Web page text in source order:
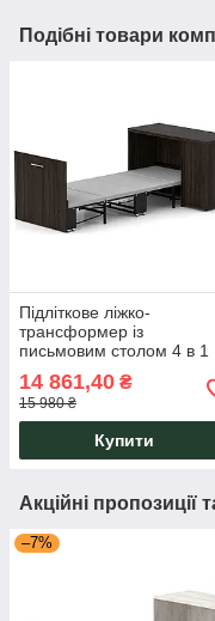
Подібні товари
Підліткове ліжко-
трансформер із
письмовим столом 4 в 1
універсальний смарт-
комод Knap Knap
14 861,40 ₴
15 980 ₴
Купити
Акційні пропозиції
–7%